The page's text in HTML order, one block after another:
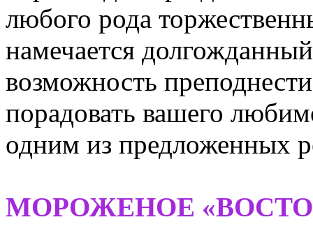
любого рода
намечается
возможность
порадовать вашего
одним из предложенных
МОРОЖЕНОЕ